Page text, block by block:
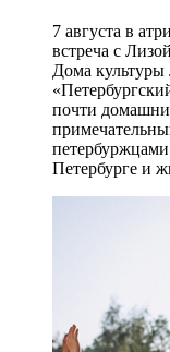
7 августа в
встреча с
Дома
почти
Петербурге и